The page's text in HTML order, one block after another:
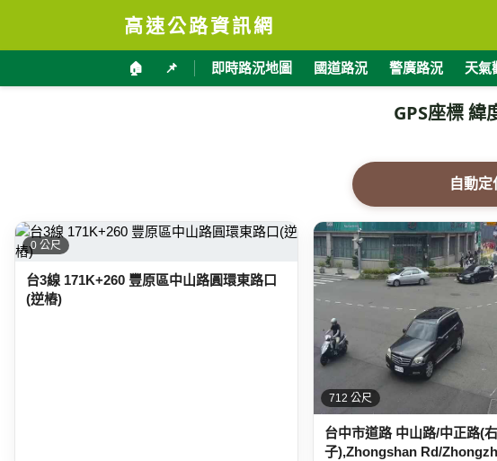
高速公路資訊網
🏠 📌 即時路況地圖 國道路況 警廣路況 天氣
GPS座標 緯
自動定
0 公尺
台3線 171K+260 豐原區中山路圓環東路口
(逆樁)
712 公尺
台中市道路 中山路/中正路(
子),Zhongshan Rd/